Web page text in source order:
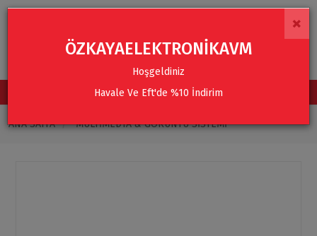
TÜM KATEGORİLER
ANA SAYFA MULTIMEDYA & GÖRÜNTÜ SISTEMI
×
ÖZKAYAELEKTRONİKAVM
Hoşgeldiniz
Havale Ve Eft'de %10 İndirim